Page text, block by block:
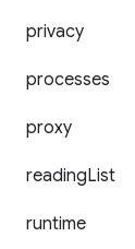
privacy
processes
proxy
readingList
runtime